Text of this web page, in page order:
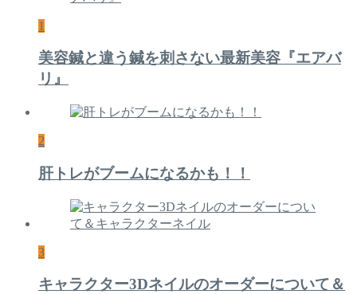
1
美容鍼と違う鍼を刺さない最新美容『エアバ
リ』
2
肝トレがブームになるかも！！
3
キャラクター3Dネイルのオーダーについて＆